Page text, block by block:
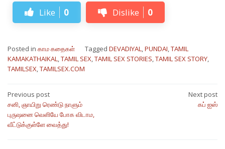
Like 0 Dislike 0
Posted in காம கதைகள் Tagged DEVADIYAL,PUNDAI,TAMIL
KAMAKATHAIKAL,TAMIL SEX,TAMIL SEX STORIES,TAMIL SEX STORY,
TAMILSEX,TAMILSEX.COM
Post
navigation
Previous post
சனி, ஞாயிறு ரெண்டு நாளும்
புருஷனை வெளியே போக விடாம,
வீட்டுக்குள்ளே வைத்து!
Next post
கப் ஐஸ்